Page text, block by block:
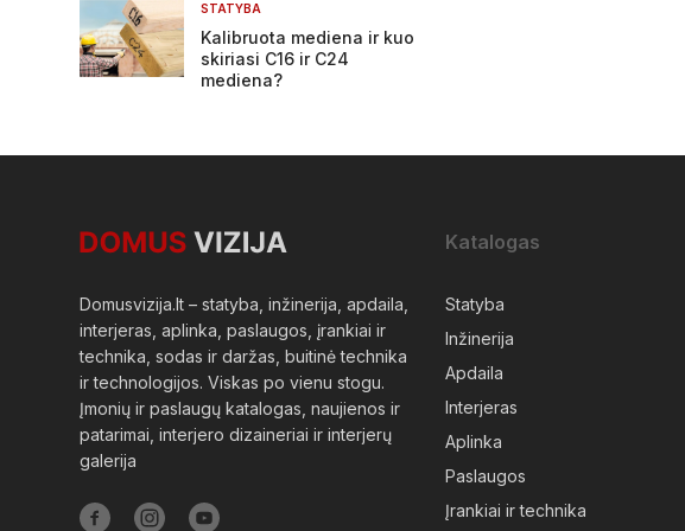
STATYBA
Kalibruota mediena ir kuo
skiriasi C16 ir C24
mediena?
Domusvizija.lt – statyba, inžinerija, apdaila,
interjeras, aplinka, paslaugos, įrankiai ir
technika, sodas ir daržas, buitinė technika
ir technologijos. Viskas po vienu stogu.
Įmonių ir paslaugų katalogas, naujienos ir
patarimai, interjero dizaineriai ir interjerų
galerija
Katalogas
Statyba
Inžinerija
Apdaila
Interjeras
Aplinka
Paslaugos
Įrankiai ir technika